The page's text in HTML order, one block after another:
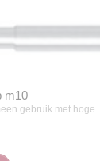
m10
gebruik met hoge…